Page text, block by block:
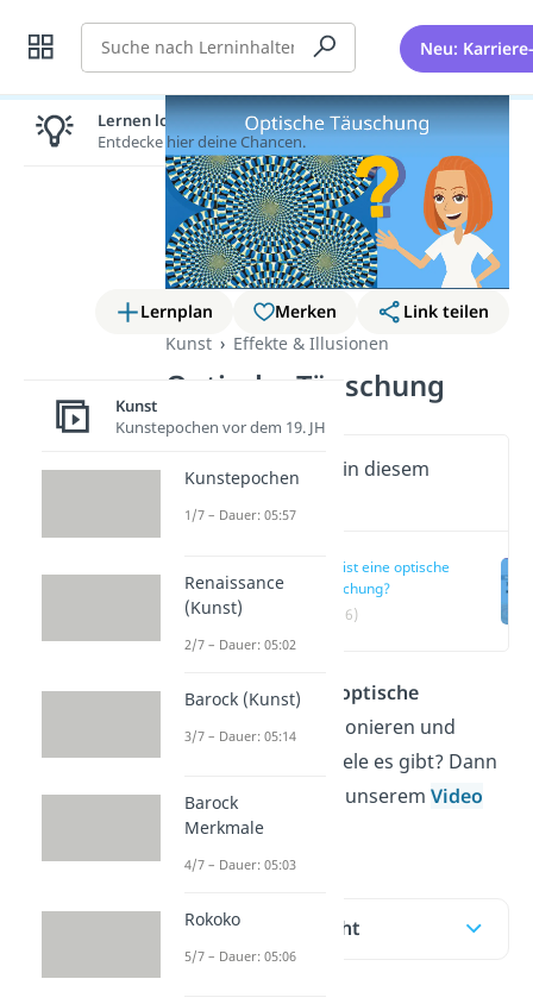
Suche Neu:
Lernplan Merken
Link teilen
Kunst
Effekte & Illusionen
Optische Täuschung
Wichtige Inhalte in diesem
Was ist eine optische
Täuschung?
(00:36)
Du fragst dich, wie
optische
Täuschungenfunktionieren und
welche tollen Beispiele es gibt? Dann
bist du hier und bei unserem Video
genau richtig!
Inhaltsübersicht
Lernen lohnt sich!
Entdecke hier deine Chancen.
Kunst
Kunstepochen vor dem 19. JH
Kunstepochen
1/7 – Dauer: 05:57
Renaissance
(Kunst)
2/7 – Dauer: 05:02
Barock (Kunst)
3/7 – Dauer: 05:14
Barock
Merkmale
4/7 – Dauer: 05:03
Rokoko
5/7 – Dauer: 05:06